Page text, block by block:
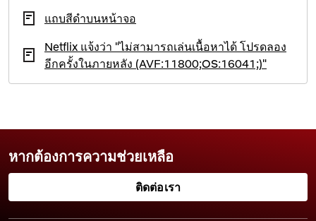
แถบสีดำบนหน้าจอ
Netflix แจ้งว่า "ไม่สามารถเล่นเนื้อหาได้ โปรดลอง
อีกครั้งในภายหลัง (AVF:11800;OS:16041;)"
หากต้องการความช่วยเหลือ
ติดต่อเรา